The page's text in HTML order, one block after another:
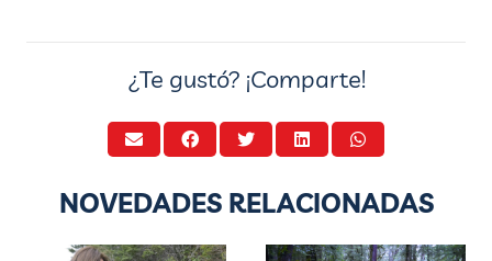
¿Te gustó? ¡Comparte!
NOVEDADES RELACIONADAS